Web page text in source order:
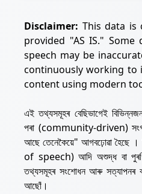
Disclaimer: This data is
provided "AS IS."
speech may be
continuously working to
content using modern
এই তথ্যসমূহৰ বেছিভাগেই
পৰা (community-driven)
আছে তেনেকৈয়ে" আগবঢ়োৱা হৈছে ।
of speech) আদি অশুদ্ধ বা
তথ্যসমূহৰ সংশোধন আৰু সত্যাপনৰ
আছোঁ।